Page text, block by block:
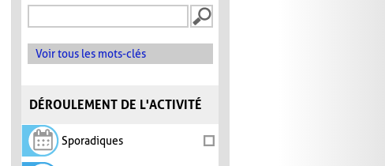
Voir tous les mots-clés
DÉROULEMENT DE L'ACTIVITÉ
Sporadiques